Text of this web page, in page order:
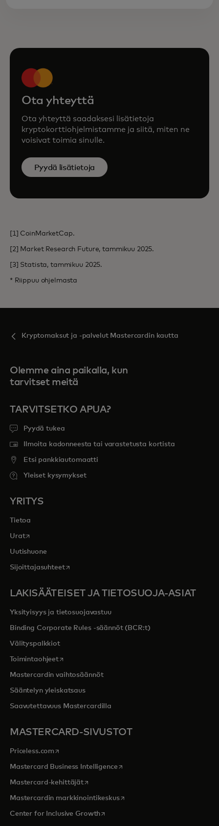
Ota yhteyttä
Ota yhteyttä saadaksesi lisätietoja
kryptokorttiohjelmistamme ja siitä, miten ne
voisivat toimia sinulle.
Pyydä lisätietoja
[1] CoinMarketCap.
[2] Market Research Future, tammikuu 2025.
[3] Statista, tammikuu 2025.
* Riippuu ohjelmasta
Kryptomaksut ja -palvelut Mastercardin kautta
Olemme aina paikalla, kun
tarvitset meitä
TARVITSETKO APUA?
Pyydä tukea
Ilmoita kadonneesta tai varastetusta kortista
Etsi pankkiautomaatti
Yleiset kysymykset
YRITYS
Tietoa
Uratopens in a new tab
Uutishuone
Sijoittajasuhteetopens in a new tab
LAKISÄÄTEISET JA TIETOSUOJA-ASIAT
Yksityisyys ja tietosuojavastuu
Binding Corporate Rules -säännöt (BCR:t)
Välityspalkkiot
Toimintaohjeetopens in a new tab
Mastercardin vaihtosäännöt
Sääntelyn yleiskatsaus
Saavutettavuus Mastercardilla
MASTERCARD-SIVUSTOT
Priceless.com opens in a new tab
Mastercard Business Intelligenceopens in a new tab
Mastercard-kehittäjätopens in a new tab
Mastercardin markkinointikeskusopens in a new tab
Center for Inclusive Growthopens in a new tab